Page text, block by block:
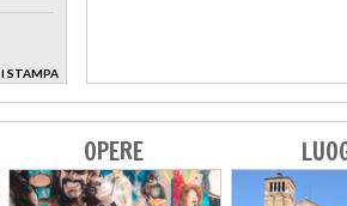
STAMPA
OPERE